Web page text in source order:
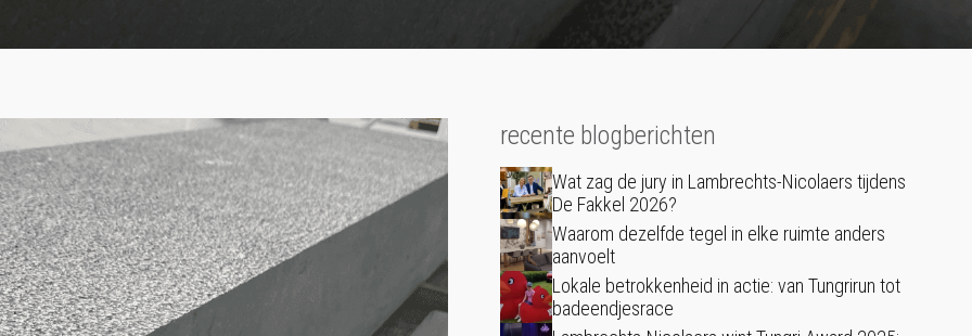
recente blogberichten
Wat zag de jury in Lambrechts-Nicolaers tijdens
De Fakkel 2026?
Waarom dezelfde tegel in elke ruimte anders
aanvoelt
Lokale betrokkenheid in actie: van Tungrirun tot
badeendjesrace